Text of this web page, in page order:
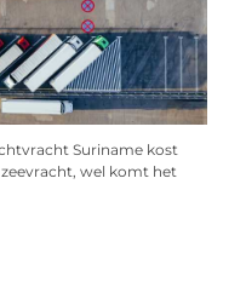
Suriname kost
wel komt het